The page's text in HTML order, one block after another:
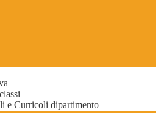
e Curricoli dipartimento